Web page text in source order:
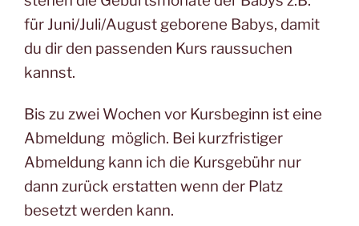
für Juni/Juli/August geborene Babys, damit
du dir den passenden Kurs raussuchen
kannst.
Bis zu zwei Wochen vor Kursbeginn ist eine
Abmeldung möglich. Bei kurzfristiger
Abmeldung kann ich die Kursgebühr nur
dann zurück erstatten wenn der Platz
besetzt werden kann.